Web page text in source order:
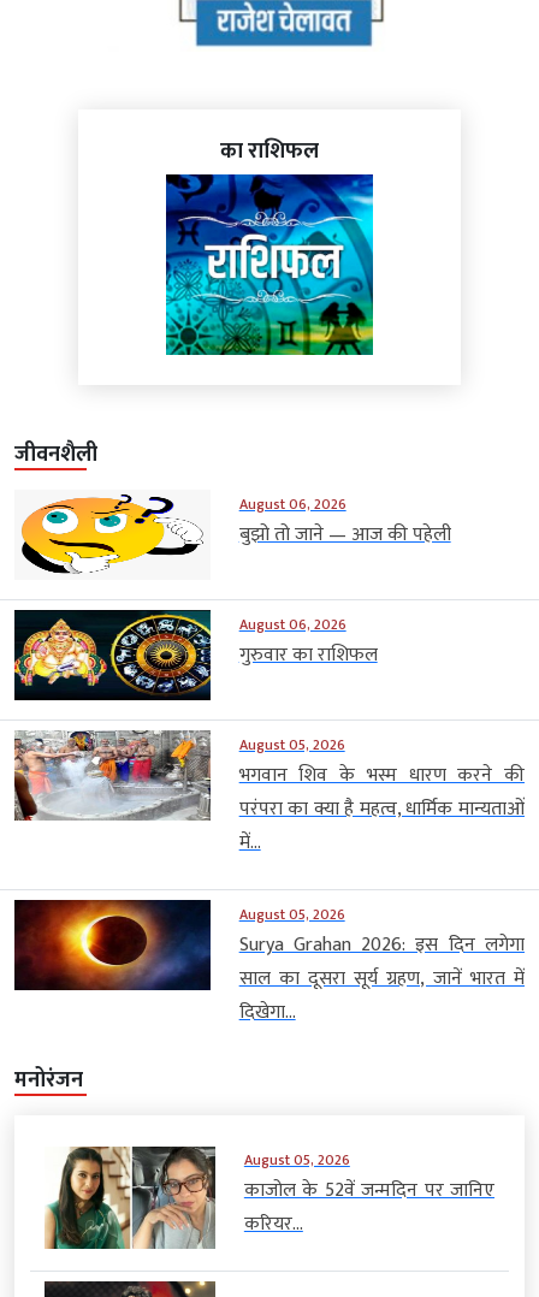
का राशिफल
जीवनशैली
August 06, 2026
बुझो तो जाने — आज की पहेली
August 06, 2026
गुरुवार का राशिफल
August 05, 2026
भगवान शिव के भस्म धारण करने की
परंपरा का क्या है महत्व, धार्मिक मान्यताओं
में...
August 05, 2026
Surya Grahan 2026: इस दिन लगेगा
साल का दूसरा सूर्य ग्रहण, जानें भारत में
दिखेगा...
मनोरंजन
August 05, 2026
काजोल के 52वें जन्मदिन पर जानिए
करियर...